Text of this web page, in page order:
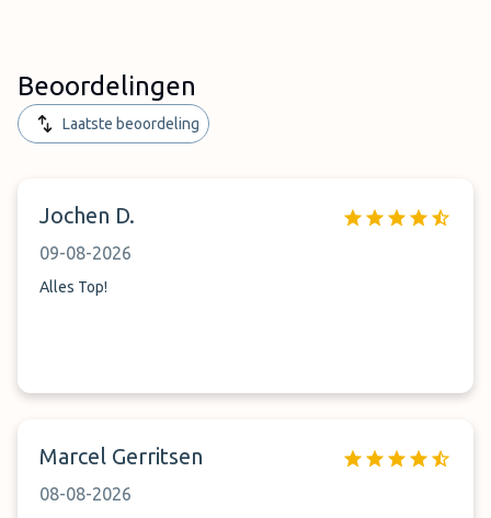
Beoordelingen
Laatste beoordeling
Jochen D.
09-08-2026
Alles Top!
Marcel Gerritsen
08-08-2026